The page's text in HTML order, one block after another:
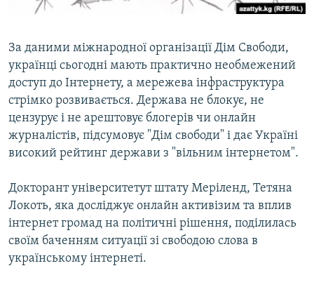
УКР
КТАТ
ДОЛУЧАЙСЯ!
Усі сайти RFE/RL
За даними міжнародної організації Дім Свободи,
українці сьогодні мають практично необмежений
доступ до Інтернету, а мережева інфраструктура
стрімко розвивається. Держава не блокує, не
цензурує і не арештовує блогерів чи онлайн
журналістів, підсумовує "Дім свободи" і дає Україні
високий рейтинг держави з "вільним інтернетом".
Докторант університетут штату Меріленд, Тетяна
Локоть, яка досліджує онлайн активізим та вплив
інтернет громад на політичні рішення, поділилась
своїм баченням ситуації зі свободою слова в
українському інтернеті.